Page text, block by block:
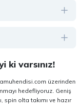
ki varsınız!
üzerinden
hedefliyoruz. Geniş
spin olta takımı ve hazır